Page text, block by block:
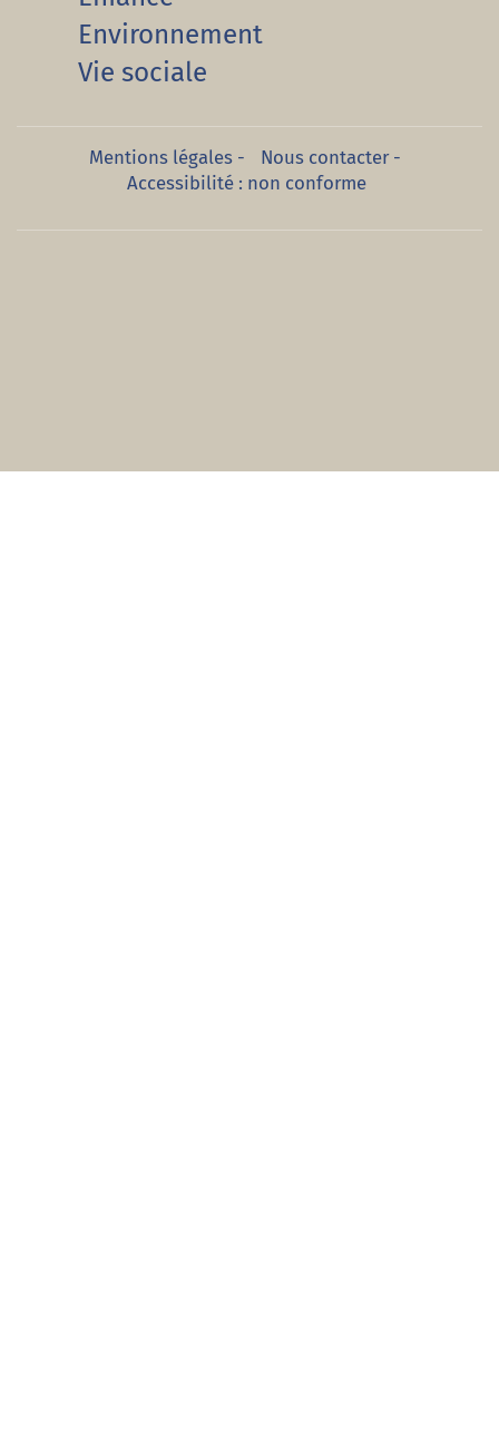
Environnement
Vie sociale
Mentions légales- Nous contacter-
Accessibilité : non conforme